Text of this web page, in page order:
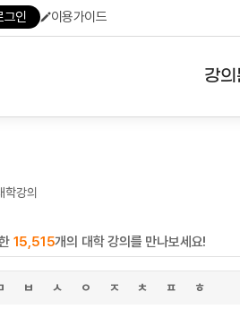
그인 이용가이드
강
학강의
15,515개의 대학 강의를 만나보세요!
ㅂ ㅅ ㅇ ㅈ ㅊ ㅍ ㅎ